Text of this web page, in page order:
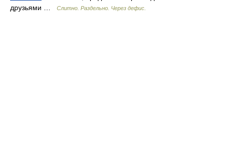
друзьями …
Слитно. Раздельно. Через дефис.